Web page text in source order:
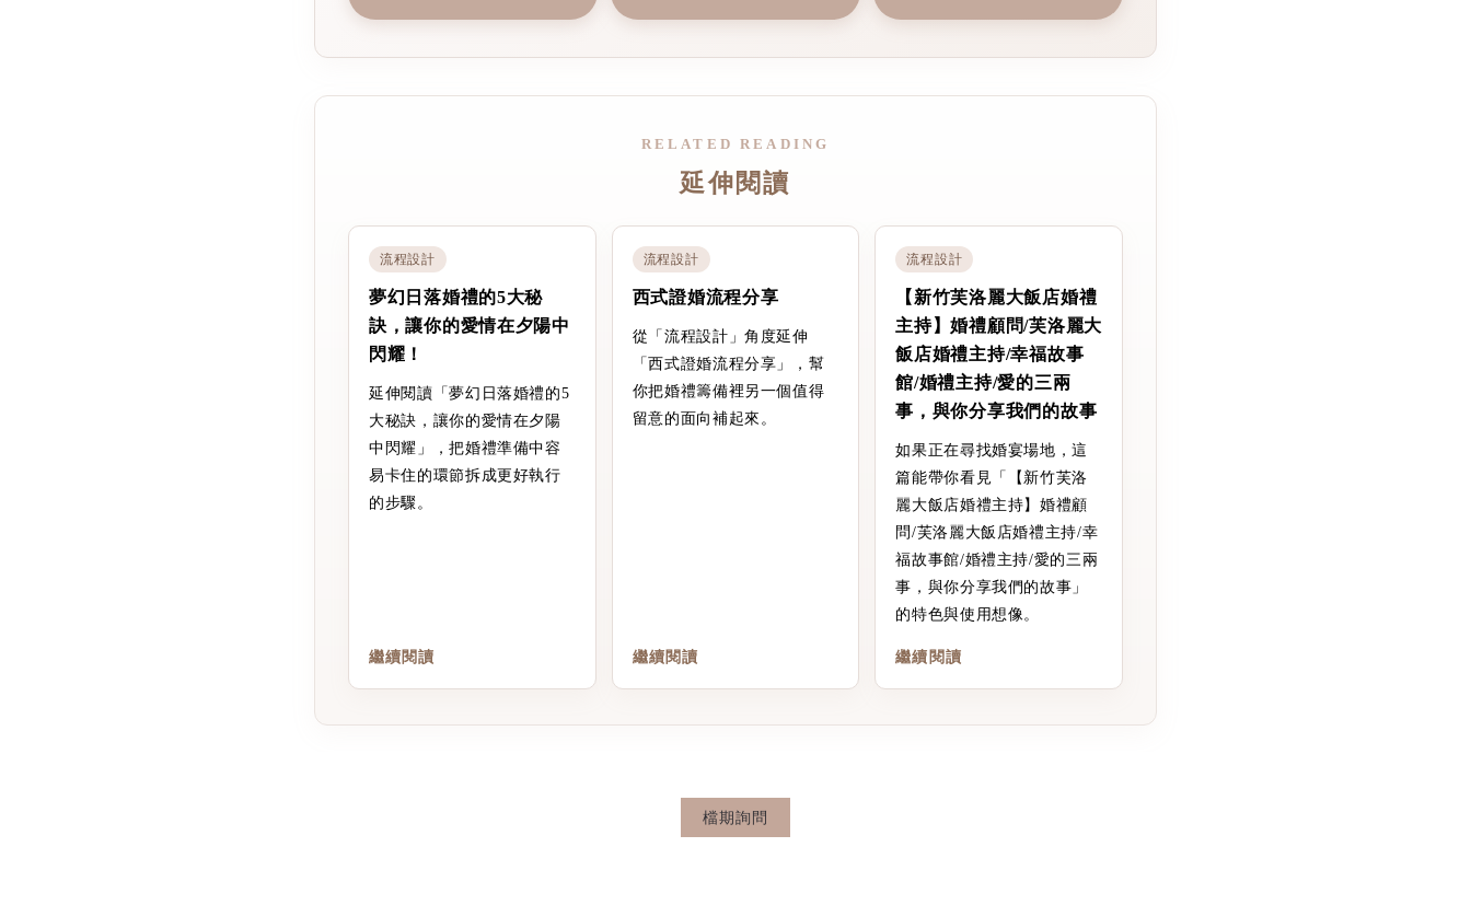
RELATED READING
延伸閱讀
流程設計
夢幻日落婚禮的5大秘
訣，讓你的愛情在夕陽中
閃耀！
延伸閱讀「夢幻日落婚禮的5
大秘訣，讓你的愛情在夕陽
中閃耀」，把婚禮準備中容
易卡住的環節拆成更好執行
的步驟。
繼續閱讀
流程設計
西式證婚流程分享
從「流程設計」角度延伸
「西式證婚流程分享」，幫
你把婚禮籌備裡另一個值得
留意的面向補起來。
繼續閱讀
流程設計
【新竹芙洛麗大飯店婚禮
主持】婚禮顧問/芙洛麗大
飯店婚禮主持/幸福故事
館/婚禮主持/愛的三兩
事，與你分享我們的故事
如果正在尋找婚宴場地，這
篇能帶你看見「【新竹芙洛
麗大飯店婚禮主持】婚禮顧
問/芙洛麗大飯店婚禮主持/幸
福故事館/婚禮主持/愛的三兩
事，與你分享我們的故事」
的特色與使用想像。
繼續閱讀
檔期詢問